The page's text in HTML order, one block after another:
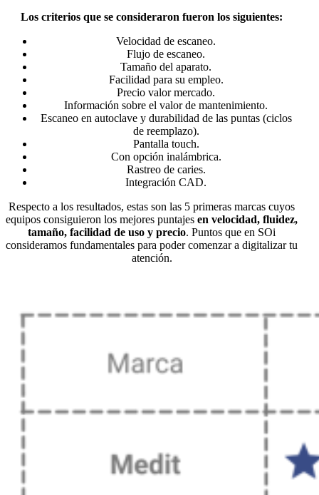
Los criterios que se consideraron fueron los siguientes:
Velocidad de escaneo.
Flujo de escaneo.
Tamaño del aparato.
Facilidad para su empleo.
Precio valor mercado.
Información sobre el valor de mantenimiento.
Escaneo en autoclave y durabilidad de las puntas (ciclos
de reemplazo).
Pantalla touch.
Con opción inalámbrica.
Rastreo de caries.
Integración CAD.
Respecto a los resultados, estas son las 5 primeras marcas cuyos
equipos consiguieron los mejores puntajesen velocidad, fluidez,
tamaño, facilidad de uso y precio. Puntos que en SOi
consideramos fundamentales para poder comenzar a digitalizar tu
atención.